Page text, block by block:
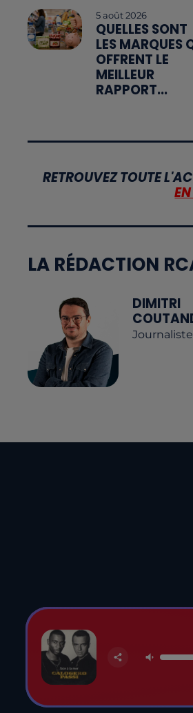
5 août 2026
QUELLES SONT
LES MARQUES
OFFRENT LE
MEILLEUR
RAPPORT...
RETROUVEZ TOUTE
LA RÉDACTION
DIMITRI
Journaliste